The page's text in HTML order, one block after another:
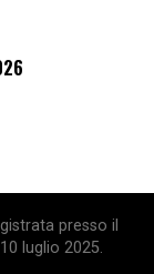
presso il
luglio 2025.